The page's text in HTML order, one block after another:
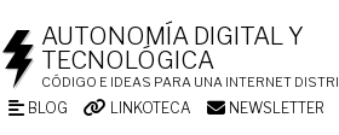
AUTONOMÍA DIGITAL Y
TECNOLÓGICA
CÓDIGO E IDEAS PARA UNA INTERNET
BLOG LINKOTECA NEWSLETTER